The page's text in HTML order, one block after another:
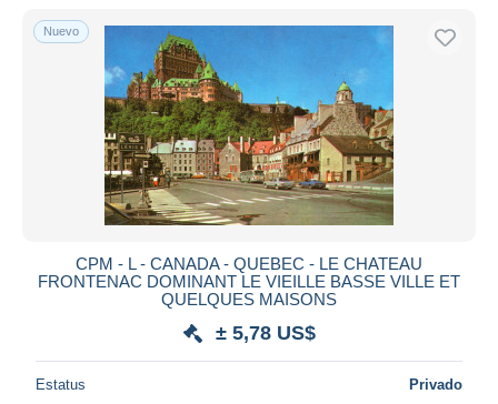
América
Quebec
Québec - Beauport
Subasta con ofertas
Subastas sin pujas
Casa de subastas
Vendidos
Duration
Todas las duraciones
Cerrando dentro
De US$
Nuevo
CPM - L - CANADA - QUEBEC - LE CHATEAU
FRONTENAC DOMINANT LE VIEILLE BASSE VILLE ET
QUELQUES MAISONS
± 5,78 US$
Estatus Privado